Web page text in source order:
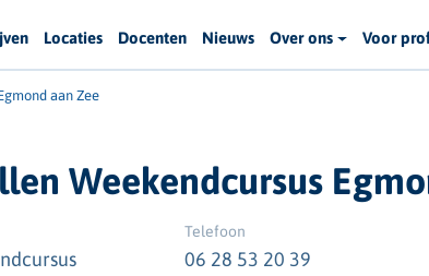
Locaties Docenten Nieuws Over ons Voor
aan Zee
Weekendcursus
Telefoon
06 28 53 20 39